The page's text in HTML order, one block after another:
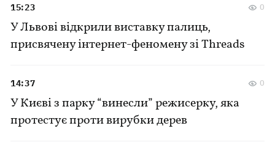
У Львові відкрили виставку палиць,
присвячену інтернет-феномену зі Threads
15:23 0
У Києві з парку “винесли” режисерку, яка
протестує проти вирубки дерев
14:37 0